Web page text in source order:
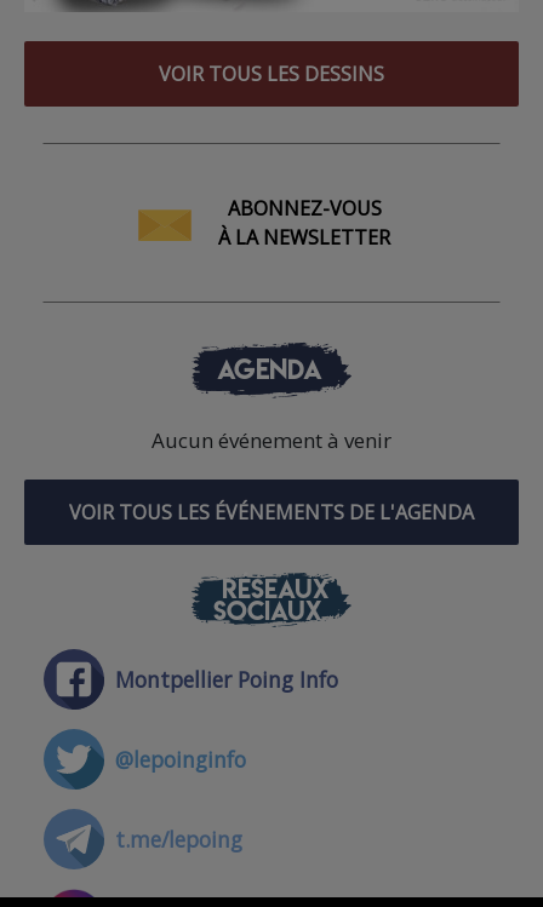
VOIR TOUS LES DESSINS
ABONNEZ-VOUS
À LA NEWSLETTER
AGENDA
Aucun événement à venir
VOIR TOUS LES ÉVÉNEMENTS DE L'AGENDA
RÉSEAUX
SOCIAUX
Montpellier Poing Info
@lepoinginfo
t.me/lepoing